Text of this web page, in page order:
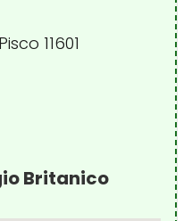
11601
Britanico